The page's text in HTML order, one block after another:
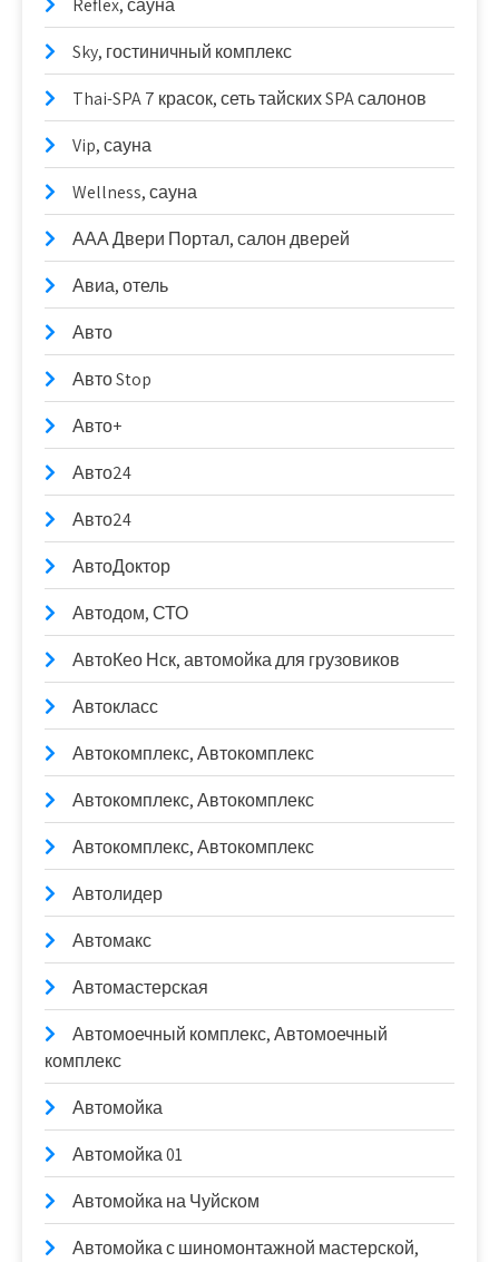
Reflex, сауна
Sky, гостиничный комплекс
Thai-SPA 7 красок, сеть тайских SPA салонов
Vip, сауна
Wellness, сауна
ААА Двери Портал, салон дверей
Авиа, отель
Авто
Авто Stop
Авто+
Авто24
Авто24
АвтоДоктор
Автодом, СТО
АвтоКео Нск, автомойка для грузовиков
Автокласс
Автокомплекс, Автокомплекс
Автокомплекс, Автокомплекс
Автокомплекс, Автокомплекс
Автолидер
Автомакс
Автомастерская
Автомоечный комплекс, Автомоечный
комплекс
Автомойка
Автомойка 01
Автомойка на Чуйском
Автомойка с шиномонтажной мастерской,